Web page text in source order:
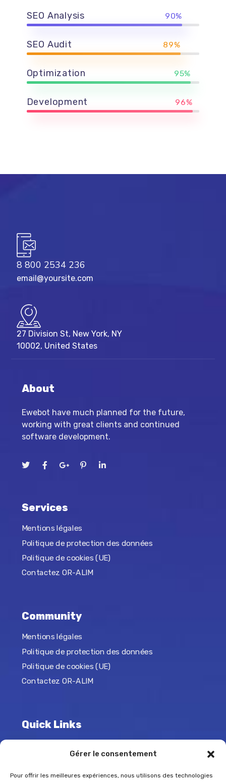
Gérer le consentement
Pour offrir les meilleures expériences, nous utilisons des technologies
SEO Analysis 90%
SEO Audit 89%
Optimization 95%
Development 96%
8 800 2534 236
email@yoursite.com
27 Division St, New York, NY
10002, United States
About
Ewebot have much planned for the future,
working with great clients and continued
software development.
Services
Mentions légales
Politique de protection des données
Politique de cookies (UE)
Contactez OR-ALIM
Community
Mentions légales
Politique de protection des données
Politique de cookies (UE)
Contactez OR-ALIM
Quick Links
France 2030